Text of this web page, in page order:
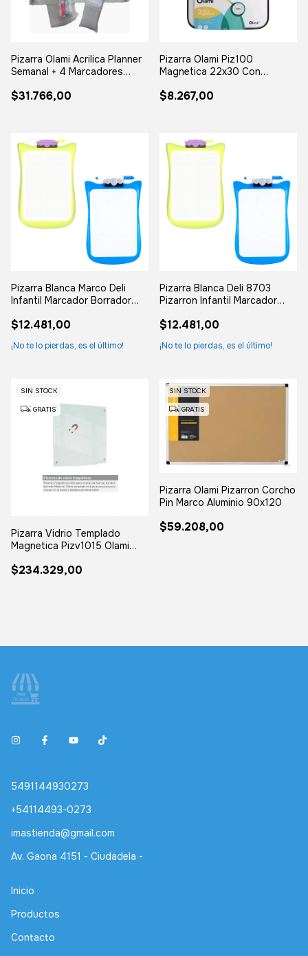
Pizarra Olami Acrilica Planner
Semanal + 4 Marcadores
$31.766,00
Pizarra Olami Piz100
Magnetica 22x30 Con
Surtido
$8.267,00
Pizarra Blanca Marco Deli
Infantil Marcador Borrador
$12.481,00
¡No te lo pierdas, es el último!
Pizarra Blanca Deli 8703
Pizarron Infantil Marcador
$12.481,00
¡No te lo pierdas, es el último!
SIN STOCK
GRATIS
Pizarra Vidrio Templado
Magnetica Pizv1015 Olami
$234.329,00
SIN STOCK
GRATIS
Pizarra Olami Pizarron Corcho
Pin Marco Aluminio 90x120
$59.208,00
5491144930273
+54114493-0273
imastienda@gmail.com
Av. Gaona 4151 - Ciudadela -
Inicio
Productos
Contacto